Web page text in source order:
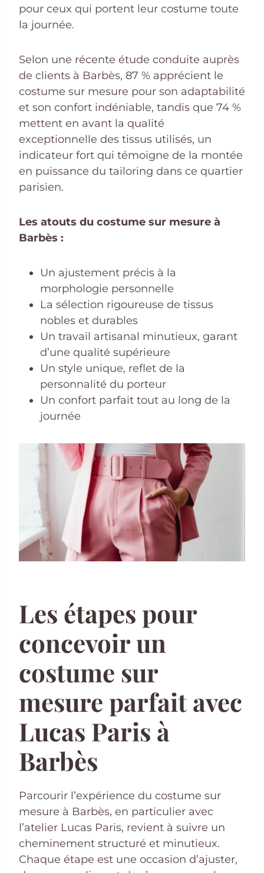
pour ceux qui portent leur costume toute
la journée.
Selon une récente étude conduite auprès
de clients à Barbès, 87 % apprécient le
costume sur mesure pour son adaptabilité
et son confort indéniable, tandis que 74 %
mettent en avant la qualité
exceptionnelle des tissus utilisés, un
indicateur fort qui témoigne de la montée
en puissance du tailoring dans ce quartier
parisien.
Les atouts du costume sur mesure à
Barbès :
Un ajustement précis à la
morphologie personnelle
La sélection rigoureuse de tissus
nobles et durables
Un travail artisanal minutieux, garant
d’une qualité supérieure
Un style unique, reflet de la
personnalité du porteur
Un confort parfait tout au long de la
journée
Les étapes pour
concevoir un
costume sur
mesure parfait avec
Lucas Paris à
Barbès
Parcourir l’expérience du costume sur
mesure à Barbès, en particulier avec
l’atelier Lucas Paris, revient à suivre un
cheminement structuré et minutieux.
Chaque étape est une occasion d’ajuster,